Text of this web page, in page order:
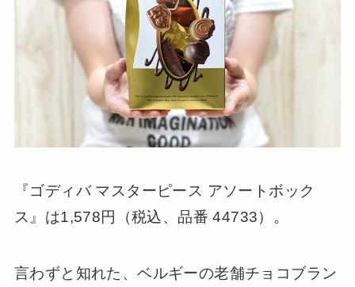
『ゴディバ マスターピース アソートボック
ス』は1,578円（税込、品番 44733）。
言わずと知れた、ベルギーの老舗チョコブラン